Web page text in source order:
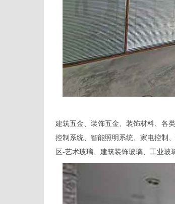
建筑五金、装饰五金、装饰材料、各
控制系统、智能照明系统、家电控制
区-艺术玻璃、建筑装饰玻璃、工业玻